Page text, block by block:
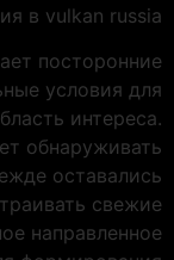
в vulkan russia.
посторонние
условия для
интереса.
обнаруживать
оставались
свежие
направленное